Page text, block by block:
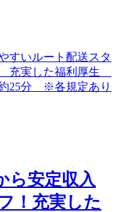
ら安定収入
！充実した